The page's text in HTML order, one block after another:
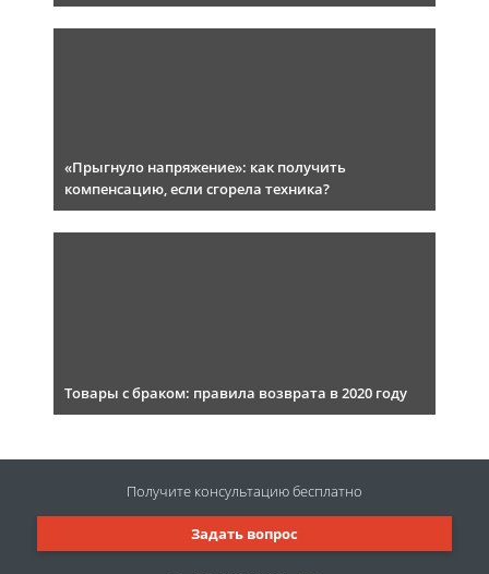
«Прыгнуло напряжение»: как получить
компенсацию, если сгорела техника?
Товары с браком: правила возврата в 2020 году
Задать вопрос
Получите консультациюбесплатно